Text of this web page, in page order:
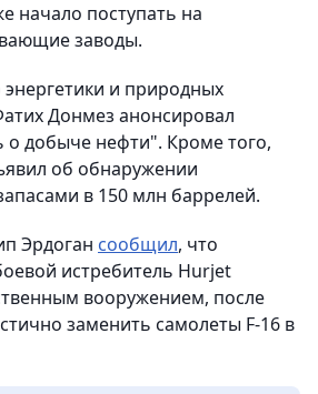
начало поступать на
заводы.
и природных
Донмез анонсировал
добыче нефти". Кроме того,
об обнаружении
в 150 млн баррелей.
Эрдоган сообщил, что
истребитель Hurjet
вооружением, после
заменить самолеты F-16 в